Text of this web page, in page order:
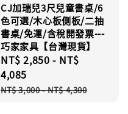
CJ加瑞兒3尺兒童書桌/6
色可選/木心板側板/二抽
書桌/免運/含稅開發票---
巧家家具【台灣現貨】
Sale
price
NT$ 2,850 - NT$
4,085
Regular
NT$ 3,000-NT$ 4,300